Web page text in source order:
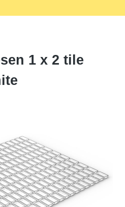
1 x 2 tile